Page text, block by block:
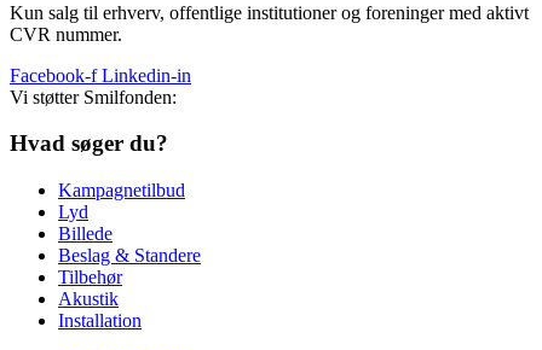
Kun salg til erhverv, offentlige institutioner og foreninger med aktivt
CVR nummer.
Facebook-f Linkedin-in
Vi støtter Smilfonden:
Hvad søger du?
Kampagnetilbud
Lyd
Billede
Beslag & Standere
Tilbehør
Akustik
Installation